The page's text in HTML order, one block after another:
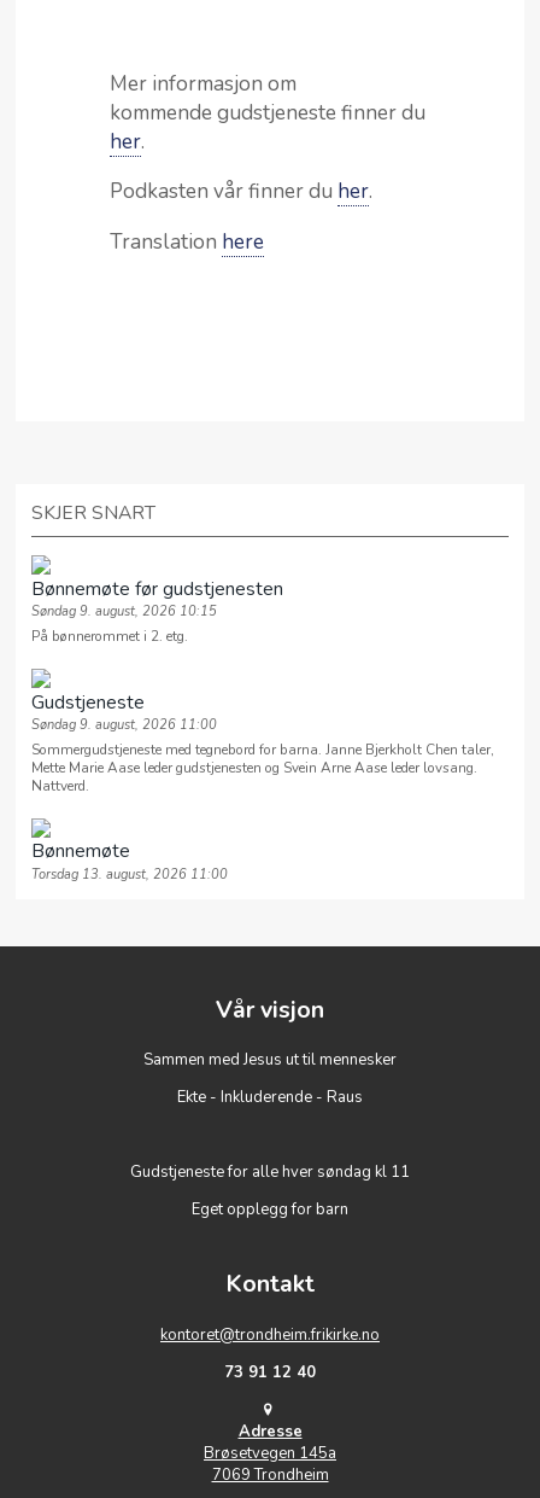
Mer informasjon om
kommende gudstjeneste finner du
her.
Podkasten vår finner du her.
Translation here
SKJER SNART
Bønnemøte før gudstjenesten
Søndag 9. august, 2026 10:15
På bønnerommet i 2. etg.
Gudstjeneste
Søndag 9. august, 2026 11:00
Sommergudstjeneste med tegnebord for barna. Janne Bjerkholt Chen taler,
Mette Marie Aase leder gudstjenesten og Svein Arne Aase leder lovsang.
Nattverd.
Bønnemøte
Torsdag 13. august, 2026 11:00
Vår visjon
Sammen med Jesus ut til mennesker
Ekte - Inkluderende - Raus
Gudstjeneste for alle hver søndag kl 11
Eget opplegg for barn
Kontakt
kontoret@trondheim.frikirke.no
73 91 12 40
Adresse
Brøsetvegen 145a
7069 Trondheim